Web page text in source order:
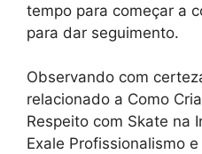
tempo para começar a
para dar seguimento.
Observando com
relacionado a Como
Respeito com Skate na
Exale Profissionalismo